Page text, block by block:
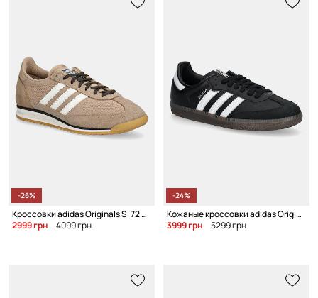
-26%
Кроссовки adidas Originals Sl 72 Og W
2999 грн
4099 грн
-24%
Кожаные кроссовки adidas Originals Samba OG x Jeremy Scott
3999 грн
5299 грн